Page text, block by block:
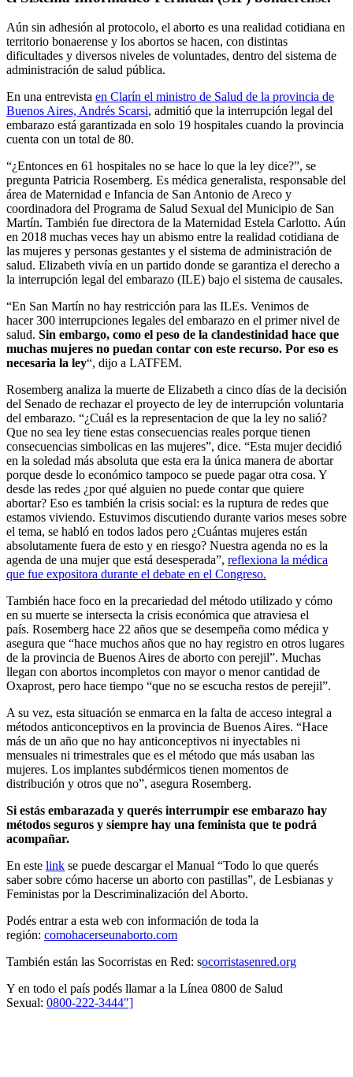
Aún sin adhesión al protocolo, el aborto es una realidad cotidiana en
territorio bonaerense y los abortos se hacen, con distintas
dificultades y diversos niveles de voluntades, dentro del sistema de
administración de salud pública.
En una entrevista en Clarín el ministro de Salud de la provincia de
Buenos Aires, Andrés Scarsi, admitió que la interrupción legal del
embarazo está garantizada en solo 19 hospitales cuando la provincia
cuenta con un total de 80.
“¿Entonces en 61 hospitales no se hace lo que la ley dice?”, se
pregunta Patricia Rosemberg. Es médica generalista, responsable del
área de Maternidad e Infancia de San Antonio de Areco y
coordinadora del Programa de Salud Sexual del Municipio de San
Martín. También fue directora de la Maternidad Estela Carlotto. Aún
en 2018 muchas veces hay un abismo entre la realidad cotidiana de
las mujeres y personas gestantes y el sistema de administración de
salud. Elizabeth vivía en un partido donde se garantiza el derecho a
la interrupción legal del embarazo (ILE) bajo el sistema de causales.
“En San Martín no hay restricción para las ILEs. Venimos de
hacer300 interrupciones legales del embarazo en el primer nivel de
salud. Sin embargo, como el peso de la clandestinidad hace que
muchas mujeres no puedan contar con este recurso. Por eso es
necesaria la ley“, dijo a LATFEM.
Rosemberg analiza la muerte de Elizabeth a cinco días de la decisión
del Senado de rechazar el proyecto de ley de interrupción voluntaria
del embarazo. “¿Cuál es la representacion de que la ley no salió?
Que no sea ley tiene estas consecuencias reales porque tienen
consecuencias simbolicas en las mujeres”, dice. “Esta mujer decidió
en la soledad más absoluta que esta era la única manera de abortar
porque desde lo económico tampoco se puede pagar otra cosa. Y
desde las redes ¿por qué alguien no puede contar que quiere
abortar? Eso es también la crisis social: es la ruptura de redes que
estamos viviendo. Estuvimos discutiendo durante varios meses sobre
el tema, se habló en todos lados pero ¿Cuántas mujeres están
absolutamente fuera de esto y en riesgo? Nuestra agenda no es la
agenda de una mujer que está desesperada”, reflexiona la médica
que fue expositora durante el debate en el Congreso.
También hace foco en la precariedad del método utilizado y cómo
en su muerte se intersecta la crisis económica que atraviesa el
país. Rosemberg hace 22 años que se desempeña como médica y
asegura que “hace muchos años que no hay registro en otros lugares
de la provincia de Buenos Aires de aborto con perejil”. Muchas
llegan con abortos incompletos con mayor o menor cantidad de
Oxaprost, pero hace tiempo “que no se escucha restos de perejil”.
A su vez, esta situación se enmarca en la falta de acceso integral a
métodos anticonceptivos en la provincia de Buenos Aires. “Hace
más de un año que no hay anticonceptivos ni inyectables ni
mensuales ni trimestrales que es el método que más usaban las
mujeres. Los implantes subdérmicos tienen momentos de
distribución y otros que no”, asegura Rosemberg.
Si estás embarazada y querés interrumpir ese embarazo hay
métodos seguros y siempre hay una feminista que te podrá
acompañar.
En este link se puede descargar el Manual “Todo lo que querés
saber sobre cómo hacerse un aborto con pastillas”, de Lesbianas y
Feministas por la Descriminalización del Aborto.
Podés entrar a esta web con información de toda la
región: comohacerseunaborto.com
También están las Socorristas en Red: socorristasenred.org
Y en todo el país podés llamar a la Línea 0800 de Salud
Sexual: 0800-222-3444″]